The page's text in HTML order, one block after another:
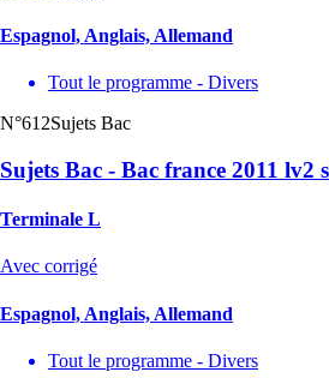
Espagnol, Anglais, Allemand
Tout le programme - Divers
N°612Sujets Bac
Sujets Bac - Bac france 2011
Terminale L
Avec corrigé
Espagnol, Anglais, Allemand
Tout le programme - Divers